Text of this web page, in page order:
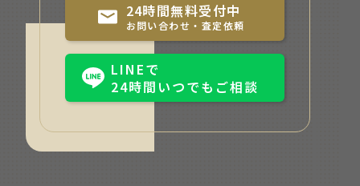
24時間無料受付中
お問い合わせ・査定依頼
LINEで
24時間いつでもご相談